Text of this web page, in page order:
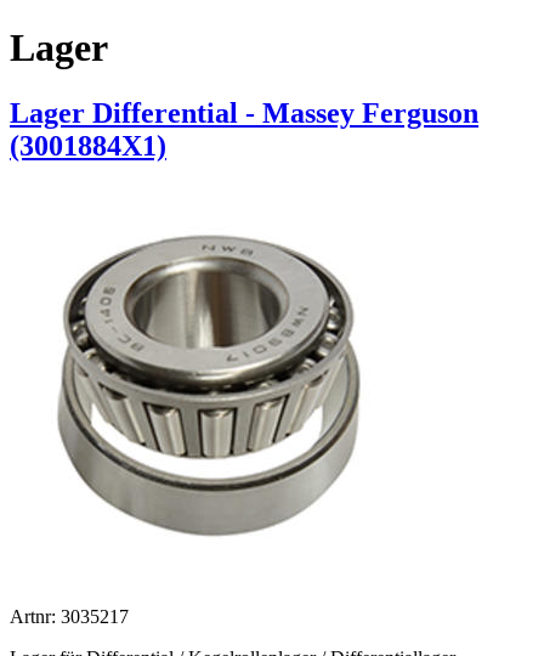
Lager
Lager Differential - Massey Ferguson
(3001884X1)
Artnr: 3035217